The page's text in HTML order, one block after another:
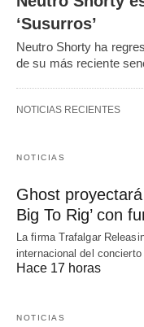
‘Susurros’
Neutro Shorty ha
de su más reciente
NOTICIAS RECIENTES
NOTICIAS
Ghost
Big To Rig’ con
La firma Trafalgar
internacional del concierto
Hace 17 horas
NOTICIAS